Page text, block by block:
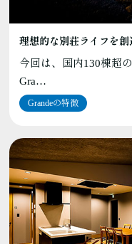
理想的な別荘ライフを創
今回は、国内130棟超
Gra…
Grandeの特徴